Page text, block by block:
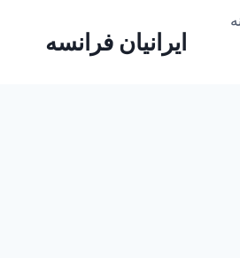
ایرانیان فرانسه